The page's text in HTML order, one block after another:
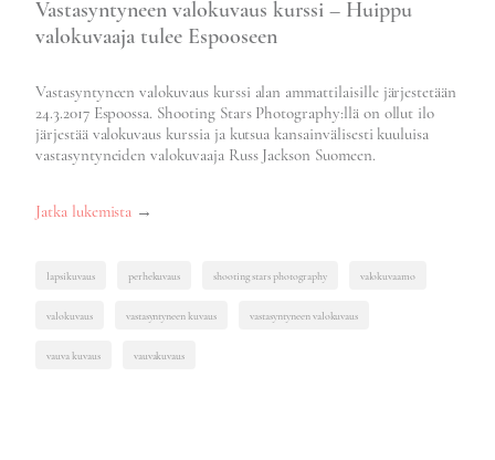
Vastasyntyneen valokuvaus kurssi – Huippu
valokuvaaja tulee Espooseen
Vastasyntyneen valokuvaus kurssi alan ammattilaisille järjestetään
24.3.2017 Espoossa. Shooting Stars Photography:llä on ollut ilo
järjestää valokuvaus kurssia ja kutsua kansainvälisesti kuuluisa
vastasyntyneiden valokuvaaja Russ Jackson Suomeen.
Jatka lukemista ”Vastasyntyneen
→
lapsikuvaus perhekuvaus shooting stars photography valokuvaamo
valokuvaus vastasyntyneen kuvaus vastasyntyneen valokuvaus
vauva kuvaus vauvakuvaus